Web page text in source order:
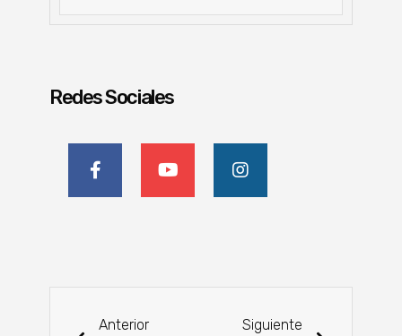
Redes Sociales
Anterior Siguiente